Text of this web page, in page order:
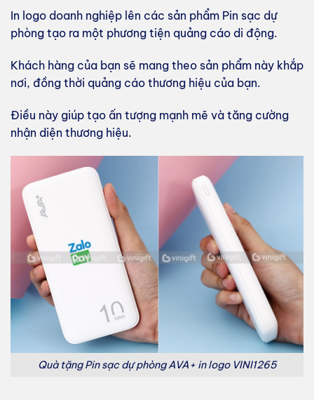
In logo doanh nghiệp lên các sản phẩm Pin sạc dự
phòng tạo ra một phương tiện quảng cáo di động.
Khách hàng của bạn sẽ mang theo sản phẩm này khắp
nơi, đồng thời quảng cáo thương hiệu của bạn.
Điều này giúp tạo ấn tượng mạnh mẽ và tăng cường
nhận diện thương hiệu.
Quà tặng Pin sạc dự phòng AVA+ in logo VINI1265